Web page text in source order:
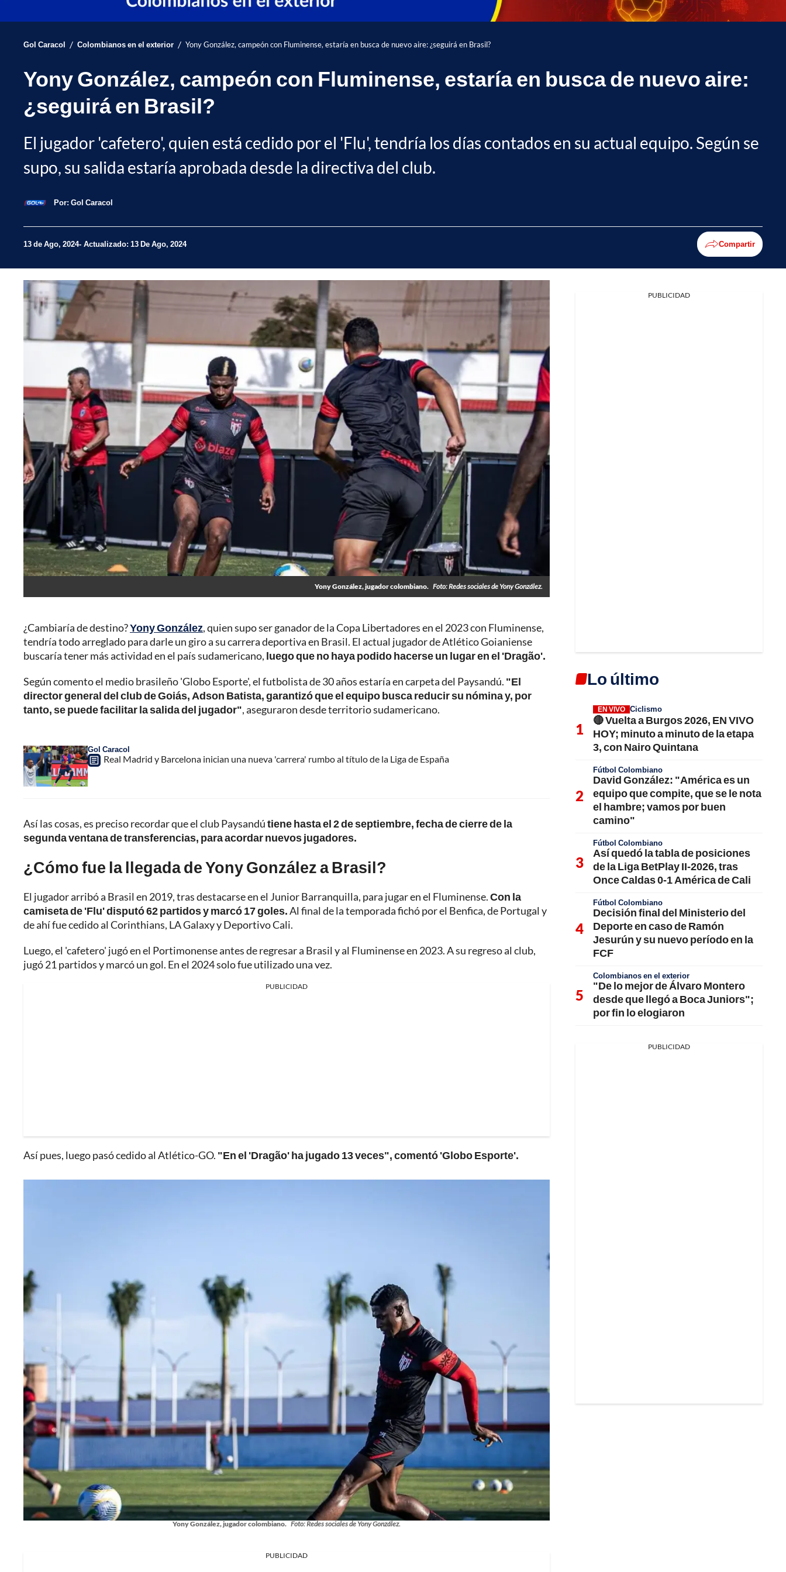
Gol Caracol / Colombianos en el exterior / Yony González, campeón con Fluminense, estaría en busca de nuevo aire: ¿seguirá en Brasil?
Yony González, campeón con Fluminense, estaría en busca de nuevo aire:
¿seguirá en Brasil?
El jugador 'cafetero', quien está cedido por el 'Flu', tendría los días contados en su actual equipo. Según se
supo, su salida estaría aprobada desde la directiva del club.
Por: Gol Caracol
13 de Ago, 2024 Actualizado: 13 De Ago, 2024 Compartir
Yony González, jugador colombiano. Foto: Redes sociales de Yony González.
¿Cambiaría de destino?Yony González, quien supo ser ganador de la Copa Libertadores en el 2023 con Fluminense,
tendría todo arreglado para darle un giro a su carrera deportiva en Brasil. El actual jugador de Atlético Goianiense
buscaría tener más actividad en el país sudamericano, luego que no haya podido hacerse un lugar en el 'Dragão'.
Según comento el medio brasileño 'Globo Esporte', el futbolista de 30 años estaría en carpeta del Paysandú. "El
director general del club de Goiás, Adson Batista, garantizó que el equipo busca reducir su nómina y, por
tanto, se puede facilitar la salida del jugador", aseguraron desde territorio sudamericano.
Gol Caracol
Real Madrid y Barcelona inician una nueva 'carrera' rumbo al título de la Liga de España
Así las cosas, es preciso recordar que el club Paysandútiene hasta el 2 de septiembre, fecha de cierre de la
segunda ventana de transferencias, para acordar nuevos jugadores.
¿Cómo fue la llegada de Yony González a Brasil?
El jugador arribó a Brasil en 2019, tras destacarse en el Junior Barranquilla, para jugar en el Fluminense.Con la
camiseta de 'Flu' disputó 62 partidos y marcó 17 goles.Al final de la temporada fichó por el Benfica, de Portugal y
de ahí fue cedido al Corinthians, LA Galaxy y Deportivo Cali.
Luego, el 'cafetero' jugó en el Portimonense antes de regresar a Brasil y al Fluminense en 2023. A su regreso al club,
jugó 21 partidos y marcó un gol. En el 2024 solo fue utilizado una vez.
PUBLICIDAD
Así pues, luego pasó cedido al Atlético-GO. "En el 'Dragão' ha jugado 13 veces", comentó 'Globo Esporte'.
Yony González, jugador colombiano. Foto: Redes sociales de Yony González.
PUBLICIDAD
PUBLICIDAD
Lo último
EN VIVO Ciclismo
🔴 Vuelta a Burgos 2026, EN VIVO
HOY; minuto a minuto de la etapa
3, con Nairo Quintana
Fútbol Colombiano
David González: "América es un
equipo que compite, que se le nota
el hambre; vamos por buen
camino"
Fútbol Colombiano
Así quedó la tabla de posiciones
de la Liga BetPlay II-2026, tras
Once Caldas 0-1 América de Cali
Fútbol Colombiano
Decisión final del Ministerio del
Deporte en caso de Ramón
Jesurún y su nuevo período en la
FCF
Colombianos en el exterior
"De lo mejor de Álvaro Montero
desde que llegó a Boca Juniors";
por fin lo elogiaron
PUBLICIDAD